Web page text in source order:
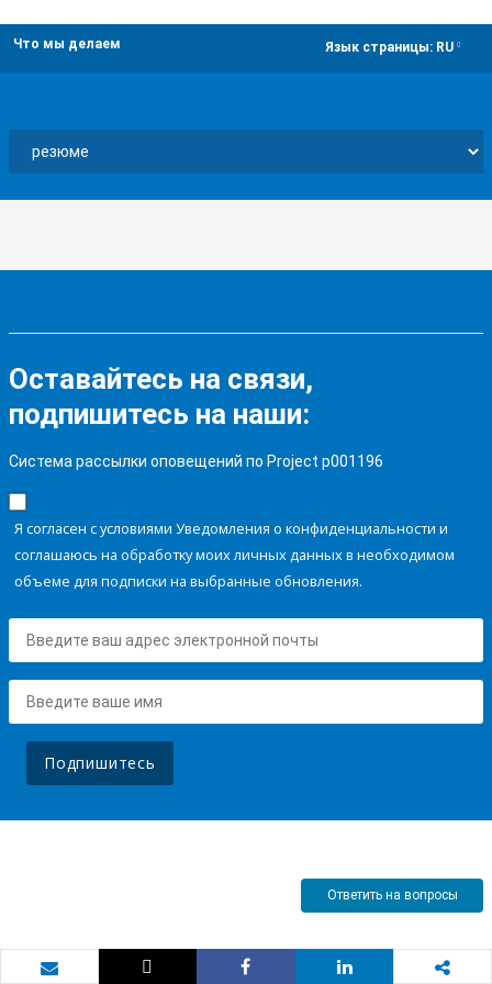
Что мы делаем Язык страницы: RU
Оставайтесь на связи,
подпишитесь на наши:
Система рассылки оповещений по Project p001196
Я согласен с условиями Уведомления о конфиденциальности и
соглашаюсь на обработку моих личных данных в необходимом
объеме для подписки на выбранные обновления.
Подпишитесь
Ответить на вопросы